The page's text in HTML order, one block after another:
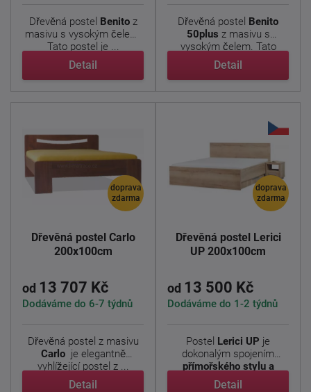
Dřevěná postel Benitoz
masivu s vysokým čelem.
Tato postel je ...
Detail
Dřevěná postel Benito
50plus z masivu s
vysokým čelem. Tato
postel je ...
Detail
doprava
zdarma
Dřevěná postel Carlo
200x100cm
od 13 707 Kč
Dodáváme do 6-7 týdnů
Dřevěná postel z masivu
Carlo je elegantně
vyhlížející postel z ...
Detail
doprava
zdarma
Dřevěná postel Lerici
UP 200x100cm
od 13 500 Kč
Dodáváme do 1-2 týdnů
Postel Lerici UP je
dokonalým spojením
přímořského stylu a
moderní ...
Detail